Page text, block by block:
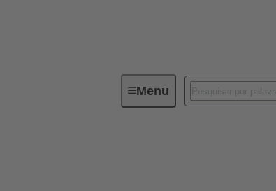
MenuIndustrial connectors / Han®